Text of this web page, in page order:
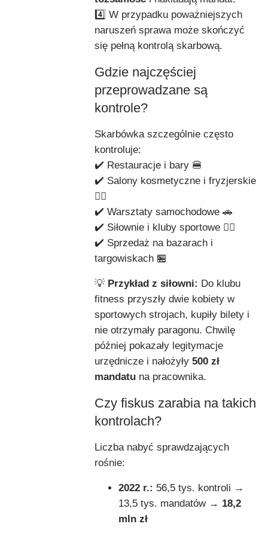
4️⃣ W przypadku poważniejszych
naruszeń sprawa może skończyć
się pełną kontrolą skarbową.
Gdzie najczęściej
przeprowadzane są
kontrole?
Skarbówka szczególnie często
kontroluje:
✔️ Restauracje i bary 🍔
✔️ Salony kosmetyczne i fryzjerskie
💇‍♀️
✔️ Warsztaty samochodowe 🚗
✔️ Siłownie i kluby sportowe 🏋️‍♂️
✔️ Sprzedaż na bazarach i
targowiskach 🏪
💡 Przykład z siłowni: Do klubu
fitness przyszły dwie kobiety w
sportowych strojach, kupiły bilety i
nie otrzymały paragonu. Chwilę
później pokazały legitymacje
urzędnicze i nałożyły 500 zł
mandatu na pracownika.
Czy fiskus zarabia na takich
kontrolach?
Liczba nabyć sprawdzających
rośnie:
2022 r.: 56,5 tys. kontroli →
13,5 tys. mandatów → 18,2
mln zł